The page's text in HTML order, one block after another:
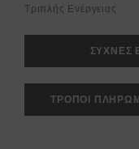
Τριπλής Ενέργειας
ΣΥΧΝΕΣ
ΤΡΟΠΟΙ